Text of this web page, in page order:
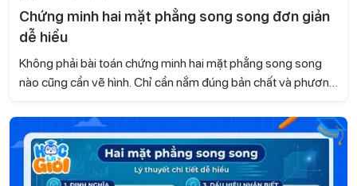
Chứng minh hai mặt phẳng song song đơn giản
dễ hiểu
Không phải bài toán chứng minh hai mặt phẳng song song
nào cũng cần vẽ hình. Chỉ cần nắm đúng bản chất và phương
tạp. Trong nội dung dưới đây, Gia sư Học là Giỏi sẽ giúp bạn
tiếp cận thông minh để biến dạng toán này trở nên dễ hiểu
và dễ ăn điểm.